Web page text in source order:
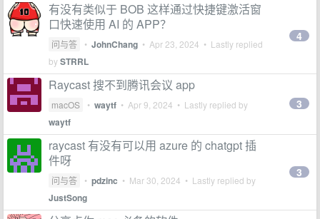
有没有类似于 BOB 这样通过快捷键激活窗
口快速使用 AI 的 APP？
问与答 • JohnChang • Apr 23, 2024 • Lastly replied
bySTRRL
4
Raycast 搜不到腾讯会议 app
macOS • waytf • Apr 9, 2024 • Lastly replied by
waytf
3
raycast 有没有可以用 azure 的 chatgpt 插
件呀
问与答 • pdzinc • Mar 30, 2024 • Lastly replied by
JustSong
3